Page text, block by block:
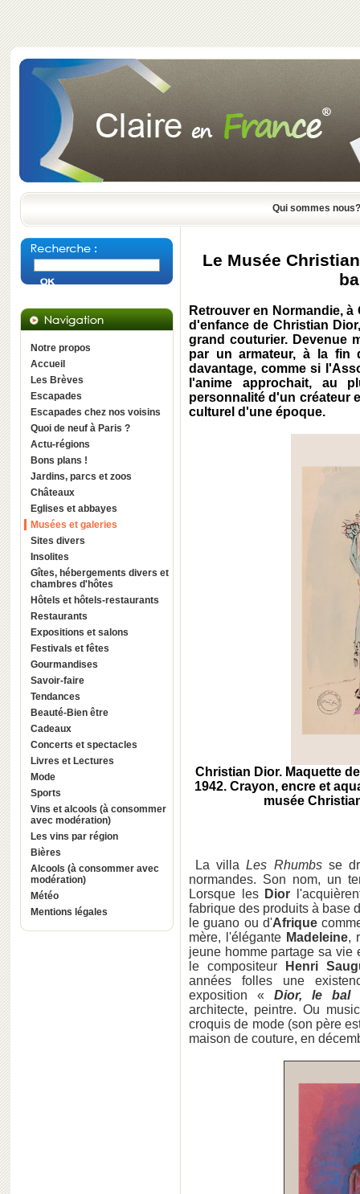
Qui sommes nous?
Notre propos
Accueil
Les Brèves
Escapades
Escapades chez nos voisins
Quoi de neuf à Paris ?
Actu-régions
Bons plans !
Jardins, parcs et zoos
Châteaux
Eglises et abbayes
Musées et galeries
Sites divers
Insolites
Gîtes, hébergements divers et
chambres d'hôtes
Hôtels et hôtels-restaurants
Restaurants
Expositions et salons
Festivals et fêtes
Gourmandises
Savoir-faire
Tendances
Beauté-Bien être
Cadeaux
Concerts et spectacles
Livres et Lectures
Mode
Sports
Vins et alcools (à consommer
avec modération)
Les vins par région
Bières
Alcools (à consommer avec
modération)
Météo
Mentions légales
Le Musée
Retrouver en Normandie,
d'enfance de Christian
grand couturier. Devenue
par un armateur, à la fin
davantage, comme si
l'anime approchait, au
personnalité d'un créateur
culturel d'une époque.
Christian Dior. Maquette
1942. Crayon, encre et
musée
La villaLes Rhumbsse
normandes. Son nom, un
Lorsque les Dior
fabrique des produits à base
le guano ou d'Afrique
mère, l'élégante Madeleine,
jeune homme partage sa vie
le compositeur
Henri
années folles une
exposition «Dior, le bal
architecte, peintre. Ou
croquis de mode (son père
maison de couture, en